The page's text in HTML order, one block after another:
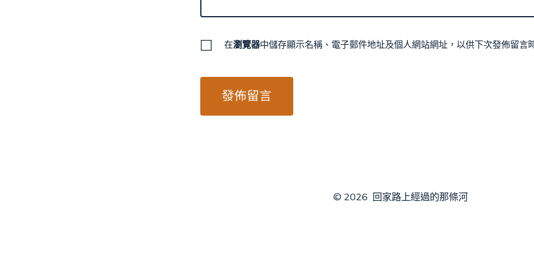
在瀏覽器中儲存顯示名稱、電子郵件地址及個人網站網址，以供下次發佈留言
© 2026 回家路上經過的那條河